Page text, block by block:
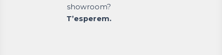
showroom?
T’esperem.